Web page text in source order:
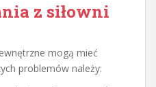
z siłowni
mogą mieć
problemów należy: